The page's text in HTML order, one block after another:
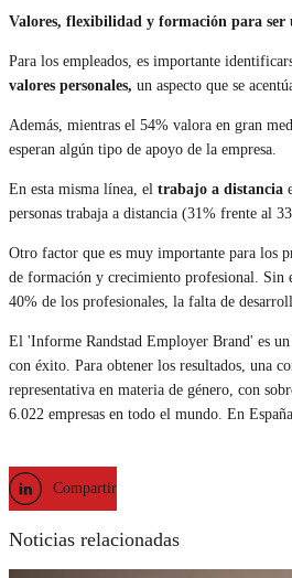
Valores, flexibilidad y formación para ser
Para los empleados, es importante
valores personales, un aspecto que se
Además, mientras el 54% valora en gran
esperan algún tipo de apoyo de la empresa.
En esta misma línea, el trabajo a distancia
personas trabaja a distancia (31% frente al
Otro factor que es muy importante para los
de formación y crecimiento profesional. Sin
40% de los profesionales, la falta de
El 'Informe Randstad Employer Brand' es un
con éxito. Para obtener los resultados, una
representativa en materia de género, con
6.022 empresas en todo el mundo. En
Compartir
Noticias relacionadas